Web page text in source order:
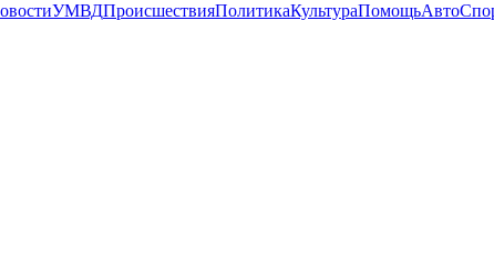
УМВДПроисшествияПолитикаКультураПомощьАвто